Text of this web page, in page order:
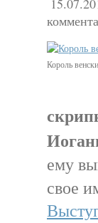
Король
ему
свое